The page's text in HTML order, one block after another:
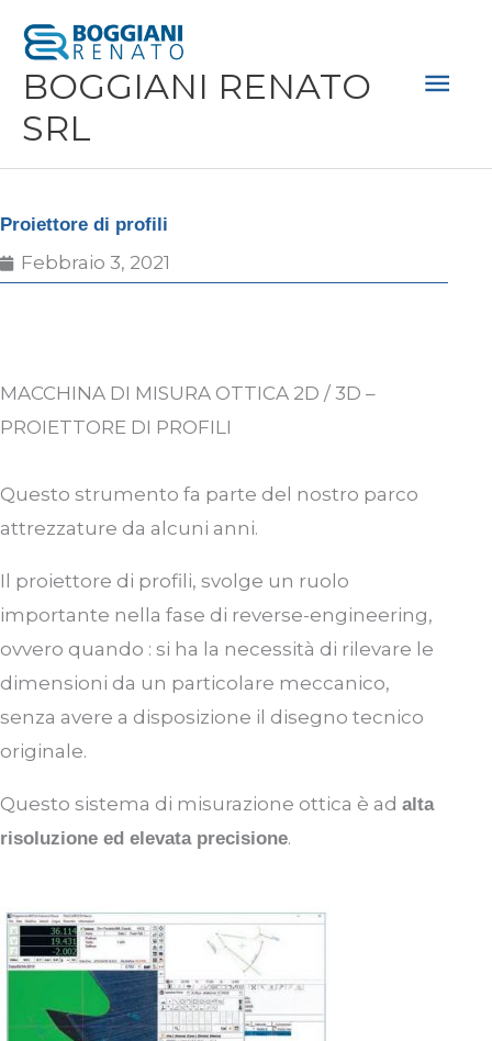
contenuto
BOGGIANI RENATO
SRL
Proiettore di profili
Febbraio 3, 2021
MACCHINA DI MISURA OTTICA 2D / 3D –
PROIETTORE DI PROFILI
Questo strumento fa parte del nostro parco
attrezzature da alcuni anni.
Il proiettore di profili, svolge un ruolo
importante nella fase di reverse-engineering,
ovvero quando : si ha la necessità di rilevare le
dimensioni da un particolare meccanico,
senza avere a disposizione il disegno tecnico
originale.
Questo sistema di misurazione ottica è ad alta
risoluzione ed elevata precisione.